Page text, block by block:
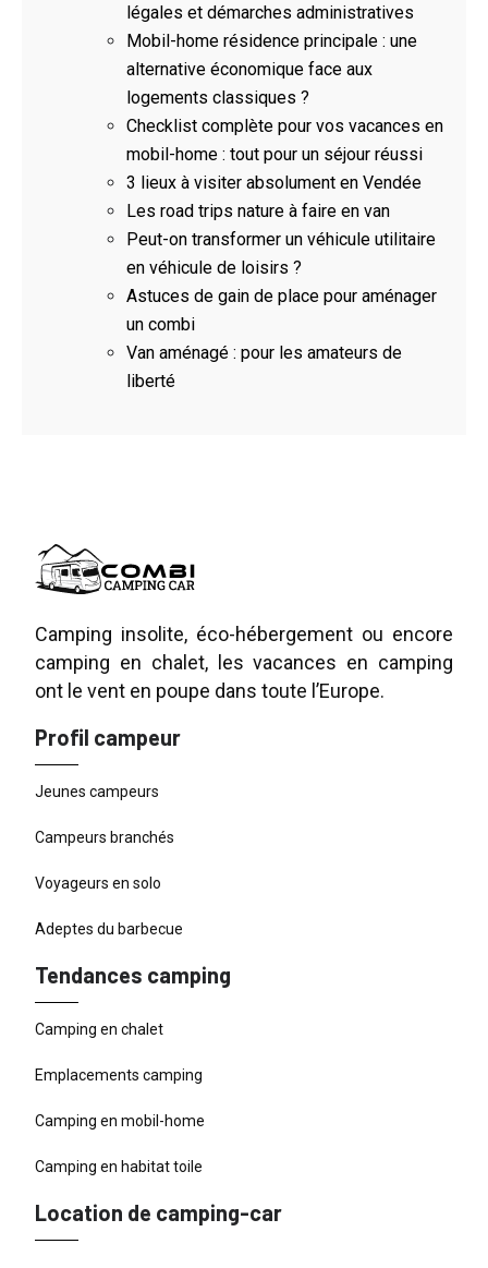
légales et démarches administratives
Mobil-home résidence principale : une
alternative économique face aux
logements classiques ?
Checklist complète pour vos vacances en
mobil-home : tout pour un séjour réussi
3 lieux à visiter absolument en Vendée
Les road trips nature à faire en van
Peut-on transformer un véhicule utilitaire
en véhicule de loisirs ?
Astuces de gain de place pour aménager
un combi
Van aménagé : pour les amateurs de
liberté
Camping insolite, éco-hébergement ou encore
camping en chalet, les vacances en camping
ont le vent en poupe dans toute l’Europe.
Profil campeur
Jeunes campeurs
Campeurs branchés
Voyageurs en solo
Adeptes du barbecue
Tendances camping
Camping en chalet
Emplacements camping
Camping en mobil-home
Camping en habitat toile
Location de camping-car